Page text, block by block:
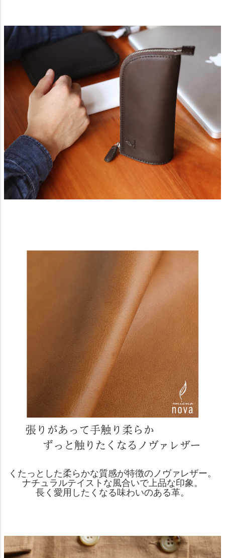
くたっとした柔らかな質感が特徴のノヴァレザー。
ナチュラルテイストな風合いで上品な印象。
長く愛用したくなる味わいのある革。